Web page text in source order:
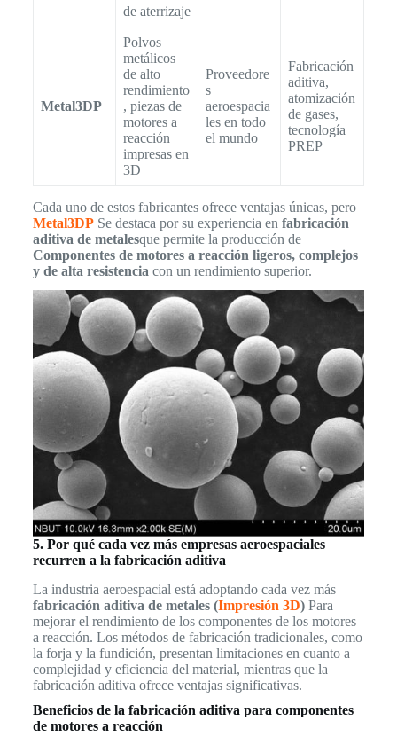
de aterrizaje
Metal3DP
Polvos
metálicos
de alto
rendimiento
, piezas de
motores a
reacción
impresas en
3D
Proveedore
s
aeroespacia
les en todo
el mundo
Fabricación
aditiva,
atomización
de gases,
tecnología
PREP
Cada uno de estos fabricantes ofrece ventajas únicas, pero
Metal3DPSe destaca por su experiencia en fabricación
aditiva de metalesque permite la producción de
Componentes de motores a reacción ligeros, complejos
y de alta resistencia con un rendimiento superior.
5. Por qué cada vez más empresas aeroespaciales
recurren a la fabricación aditiva
La industria aeroespacial está adoptando cada vez más
fabricación aditiva de metales (Impresión 3D)Para
mejorar el rendimiento de los componentes de los motores
a reacción. Los métodos de fabricación tradicionales, como
la forja y la fundición, presentan limitaciones en cuanto a
complejidad y eficiencia del material, mientras que la
fabricación aditiva ofrece ventajas significativas.
Beneficios de la fabricación aditiva para componentes
de motores a reacción